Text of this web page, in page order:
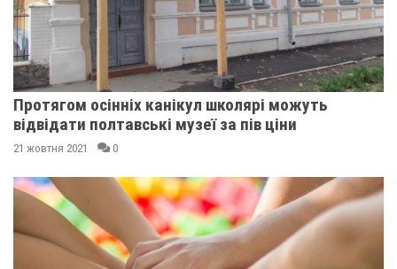
Протягом осінніх канікул школярі можуть
відвідати полтавські музеї за пів ціни
21 жовтня 2021 0